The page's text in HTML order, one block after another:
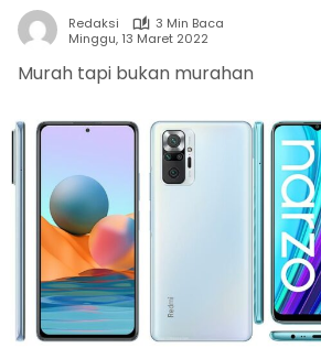
Redaksi
3 Min Baca
Minggu, 13 Maret 2022
Murah tapi bukan murahan